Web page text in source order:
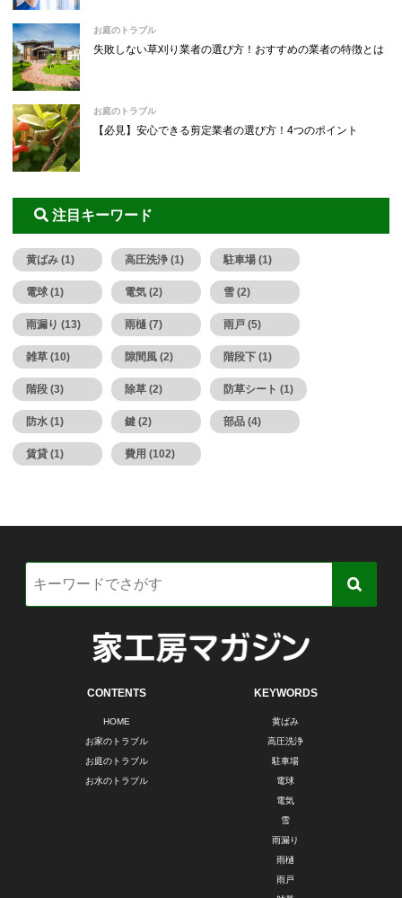
お庭のトラブル
失敗しない草刈り業者の選び方！おすすめの業者の特徴とは
お庭のトラブル
【必見】安心できる剪定業者の選び方！4つのポイント
注目キーワード
黄ばみ (1) 高圧洗浄 (1) 駐車場 (1)
電球 (1) 電気 (2) 雪 (2)
雨漏り (13) 雨樋 (7) 雨戸 (5)
雑草 (10) 隙間風 (2) 階段下 (1)
階段 (3) 除草 (2) 防草シート (1)
防水 (1) 鍵 (2) 部品 (4)
賃貸 (1) 費用 (102)
CONTENTS
HOME
お家のトラブル
お庭のトラブル
お水のトラブル
KEYWORDS
黄ばみ
高圧洗浄
駐車場
電球
電気
雪
雨漏り
雨樋
雨戸